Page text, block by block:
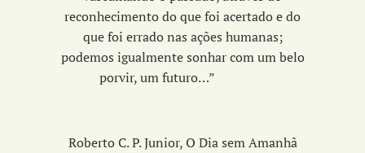
reconhecimento do que foi acertado e do
que foi errado nas ações humanas;
podemos igualmente sonhar com um belo
porvir, um futuro…”
Roberto C. P. Junior, O Dia sem Amanhã